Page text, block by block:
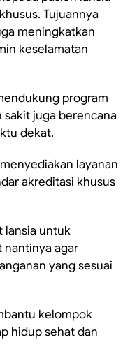
Tujuannya
meningkatkan
keselamatan
program
sakit juga berencana
dekat.
layanan
akreditasi khusus
lansia untuk
nantinya agar
yang sesuai
kelompok
hidup sehat dan